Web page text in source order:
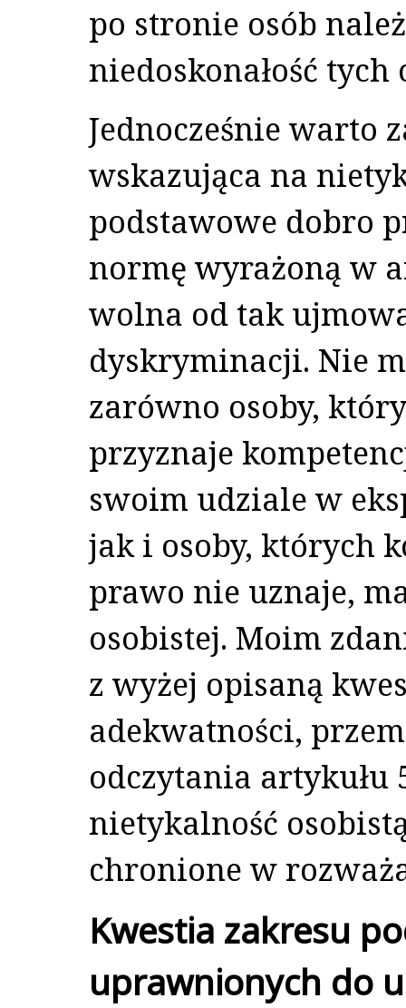
po stronie osób
niedoskonałość tych
Jednocześnie warto
wskazująca na
podstawowe dobro
normę wyrażoną w
wolna od tak
dyskryminacji. Nie
zarówno osoby,
przyznaje
swoim udziale w
jak i osoby, których
prawo nie uznaje,
osobistej. Moim
z wyżej opisaną
adekwatności,
odczytania artykułu
nietykalność
chronione w
Kwestia zakresu
uprawnionych do